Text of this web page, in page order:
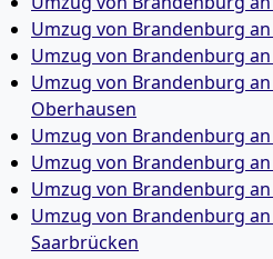
Umzug von Brandenburg
Umzug von Brandenburg
Umzug von Brandenburg
Oberhausen
Umzug von Brandenburg
Umzug von Brandenburg
Umzug von Brandenburg
Umzug von Brandenburg
Saarbrücken